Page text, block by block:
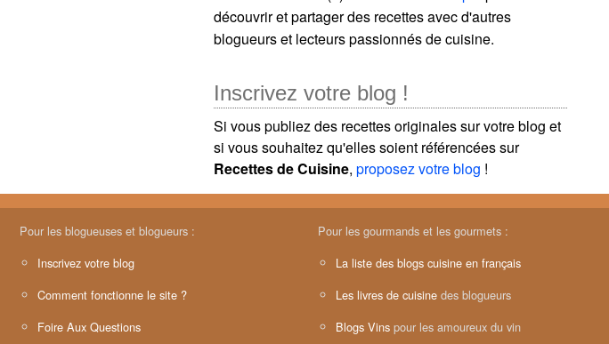
découvrir et partager des recettes avec d'autres
blogueurs et lecteurs passionnés de cuisine.
Inscrivez votre blog !
Si vous publiez des recettes originales sur votre blog et
si vous souhaitez qu'elles soient référencées sur
Recettes de Cuisine,proposez votre blog !
Pour les blogueuses et blogueurs :
Inscrivez votre blog
Comment fonctionne le site ?
Foire Aux Questions
Pour les gourmands et les gourmets :
La liste des blogs cuisine en français
Les livres de cuisine des blogueurs
Blogs Vins pour les amoureux du vin